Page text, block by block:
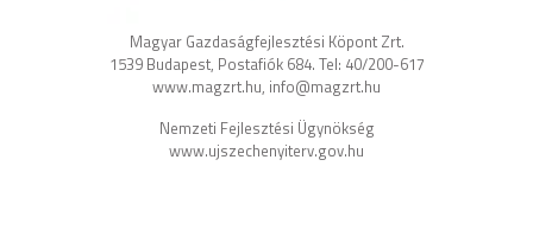
Magyar Gazdaságfejlesztési Köpont Zrt.
1539 Budapest, Postafiók 684. Tel: 40/200-617
www.magzrt.hu, info@magzrt.hu
Nemzeti Fejlesztési Ügynökség
www.ujszechenyiterv.gov.hu